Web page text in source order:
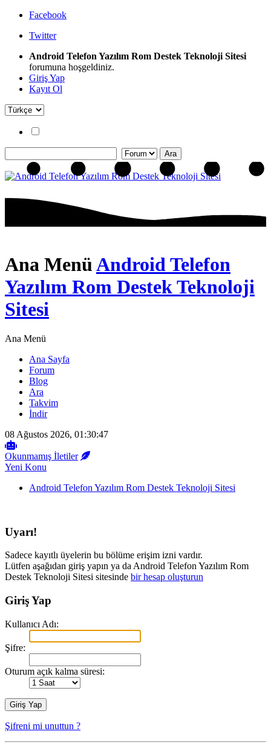
Facebook
Twitter
Android Telefon Yazılım Rom Destek Teknoloji Sitesi
forumuna hoşgeldiniz.
Giriş Yap
Kayıt Ol
Ana MenüAndroid Telefon
Yazılım Rom Destek Teknoloji
Sitesi
Ana Menü
Ana Sayfa
Forum
Blog
Ara
Takvim
İndir
08 Ağustos 2026, 01:30:47
Okunmamış İletiler
Yeni Konu
Android Telefon Yazılım Rom Destek Teknoloji Sitesi
Uyarı!
Sadece kayıtlı üyelerin bu bölüme erişim izni vardır.
Lütfen aşağıdan giriş yapın ya da Android Telefon Yazılım Rom
Destek Teknoloji Sitesi sitesinde bir hesap oluşturun
Giriş Yap
Kullanıcı Adı:
Şifre:
Oturum açık kalma süresi:
Şifreni mi unuttun ?